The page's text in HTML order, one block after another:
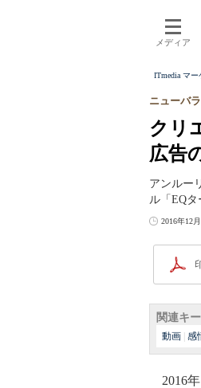
メディア
ITmedia マ
クリ
広告
ニューバ
アンルー
ル「EQタ
2016年12
関連キ
動画 感
2016年